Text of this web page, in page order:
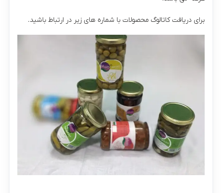
برای دریافت کاتالوگ محصولات با شماره های زیر در ارتباط باشید.